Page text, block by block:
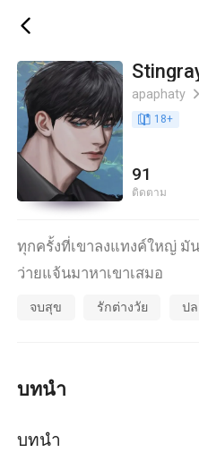
ic_back
apaphaty ic_arrow_right
book_age 18+
91
ติดตาม
ทุกครั้งที่เขาลงแทงค์ใหญ่ มั
ว่ายแจ้นมาหาเขาเสมอ
จบสุข รักต่างวัย ป
บทนำ
บทนำ